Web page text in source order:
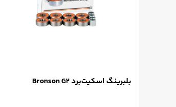
بلبرینگ اسکیت‌برد Bronson G2